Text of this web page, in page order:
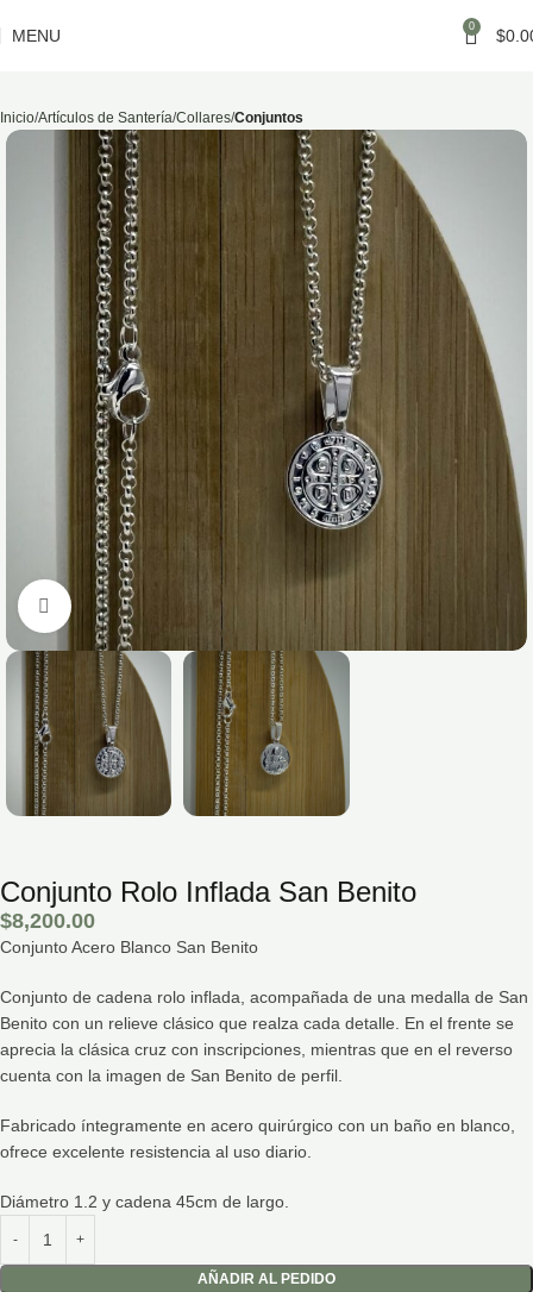
MENU 0 $
Inicio Artículos de Santería Collares Conjuntos
Hacé click para agrandar la imagen
Conjunto Rolo Inflada San Benito
$8,200.00
Conjunto Acero Blanco San Benito
Conjunto de cadena rolo inflada, acompañada de una medalla de San
Benito con un relieve clásico que realza cada detalle. En el frente se
aprecia la clásica cruz con inscripciones, mientras que en el reverso
cuenta con la imagen de San Benito de perfil.
Fabricado íntegramente en acero quirúrgico con un baño en blanco,
ofrece excelente resistencia al uso diario.
Diámetro 1.2 y cadena 45cm de largo.
AÑADIR AL PEDIDO